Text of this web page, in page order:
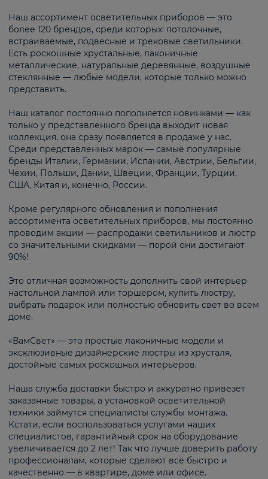
Наш ассортимент осветительных приборов — это
более 120 брендов, среди которых: потолочные,
встраиваемые, подвесные и трековые светильники.
Есть роскошные хрустальные, лаконичные
металлические, натуральные деревянные, воздушные
стеклянные — любые модели, которые только можно
представить.
Наш каталог постоянно пополняется новинками — как
только у представленного бренда выходит новая
коллекция, она сразу появляется в продаже у нас.
Среди представленных марок — самые популярные
бренды Италии, Германии, Испании, Австрии, Бельгии,
Чехии, Польши, Дании, Швеции, Франции, Турции,
США, Китая и, конечно, России.
Кроме регулярного обновления и пополнения
ассортимента осветительных приборов, мы постоянно
проводим акции — распродажи светильников и люстр
со значительными скидками — порой они достигают
90%!
Это отличная возможность дополнить свой интерьер
настольной лампой или торшером, купить люстру,
выбрать подарок или полностью обновить свет во всем
доме.
«ВамСвет» — это простые лаконичные модели и
эксклюзивные дизайнерские люстры из хрусталя,
достойные самых роскошных интерьеров.
Наша служба доставки быстро и аккуратно привезет
заказанные товары, а установкой осветительной
техники займутся специалисты службы монтажа.
Кстати, если воспользоваться услугами наших
специалистов, гарантийный срок на оборудование
увеличивается до 2 лет! Так что лучше доверить работу
профессионалам, которые сделают всё быстро и
качественно — в квартире, доме или офисе.